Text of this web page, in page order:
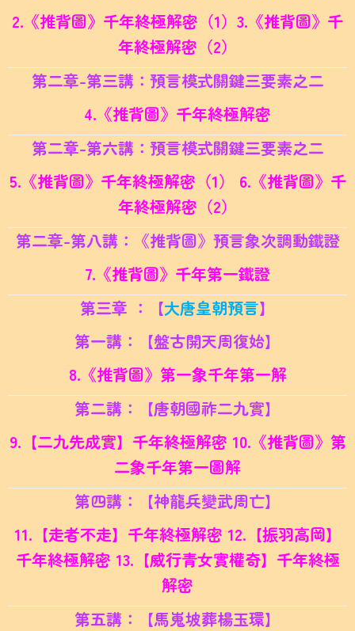
2.《推背圖》千年終極解密（1）3. 《推背圖》千
年終極解密（2）
第二章-第三講：預言模式關鍵三要素之二
4.《推背圖》千年終極解密
第二章-第六講：預言模式關鍵三要素之二
5.《推背圖》千年終極解密（1） 6. 《推背圖》千
年終極解密（2）
第二章-第八講：《推背圖》預言象次調動鐵證
7.《推背圖》千年第一鐵證
第三章 ：【大唐皇朝預言】
第一講：【盤古開天周復始】
8.《推背圖》第一象千年第一解
第二講：【唐朝國祚二九實】
9.【二九先成實】千年終極解密 10. 《推背圖》第
二象千年第一圖解
第四講：【神龍兵變武周亡】
11.【走者不走】千年終極解密 12. 【振羽高岡】
千年終極解密 13. 【威行青女實權奇】千年終極
解密
第五講：【馬嵬坡葬楊玉環】